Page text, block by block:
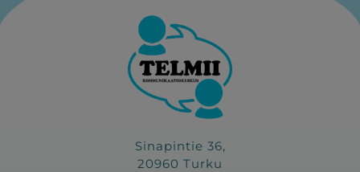
Sinapintie 36,
20960 Turku